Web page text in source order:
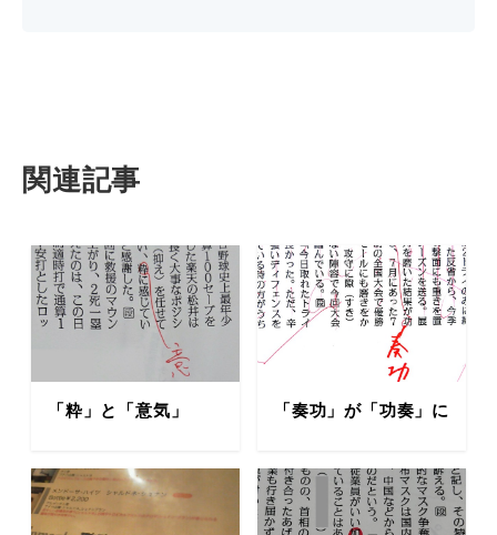
関連記事
「粋」と「意気」 「奏功」が「功奏」に